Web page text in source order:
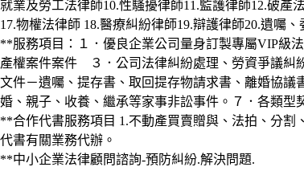
就業及勞工法律師10.性騷擾律師11.監護律師12.破產
17.物權法律師 18.醫療糾紛律師19.辯護律師20.遺囑
**服務項目：１．優良企業公司量身訂製專屬VIP級
產權案件案件 ３．公司法律糾紛處理、勞資爭議糾
文件－遺囑、提存書、取回提存物請求書、離婚協
婚、親子、收養、繼承等家事非訟事件。７．各類型
**合作代書服務項目 1.不動產買賣贈與、法拍、分割
代書有關業務代辦。
**中小企業法律顧問諮詢-預防糾紛.解決問題.